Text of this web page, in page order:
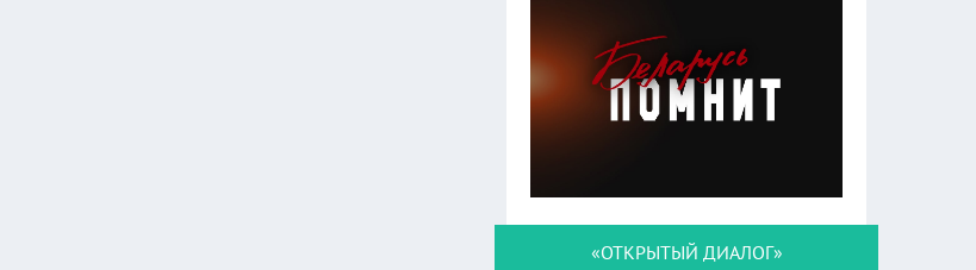
«ОТКРЫТЫЙ ДИАЛОГ»